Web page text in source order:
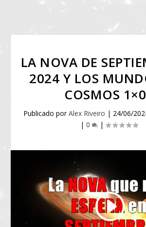
LA NOVA DE
2024 Y LOS
COSMOS
Publicado porAlex Riveiro | 24/06/
| 0 |